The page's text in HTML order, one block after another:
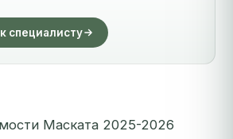
специалисту
Маската 2025-2026